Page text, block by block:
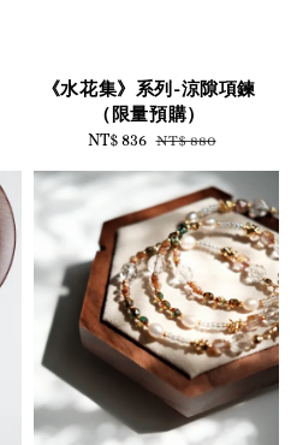
《水花集》系列-涼隙項鍊
（限量預購）
Sale
NT$ 836 Regular
NT$ 880